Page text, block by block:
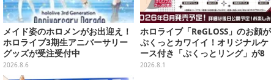
メイド姿のホロメンがお出迎え！
ホロライブ3期生アニバーサリー
グッズが受注受付中
2026.8.6
ホロライブ「ReGLOSS」のお顔が
ぷくっとカワイイ！オリジナルケ
ース付き「ぷくっとリング」が8
月発売
2026.8.1